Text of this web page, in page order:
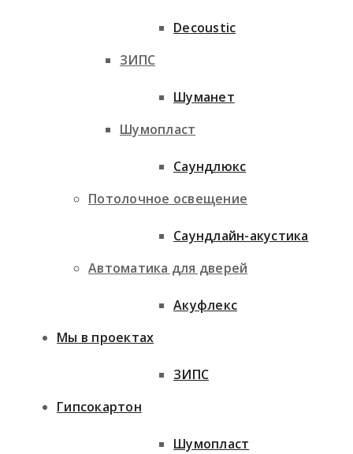
ЗИПС
Шумопласт
Потолочное освещение
Автоматика для дверей
Мы в проектах
Гипсокартон
Decoustic
Шуманет
Саундлюкс
Саундлайн-акустика
Акуфлекс
ЗИПС
Шумопласт